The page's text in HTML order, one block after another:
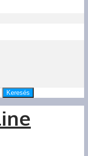
Keresés